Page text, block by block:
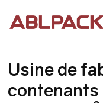
Usine de
contenants